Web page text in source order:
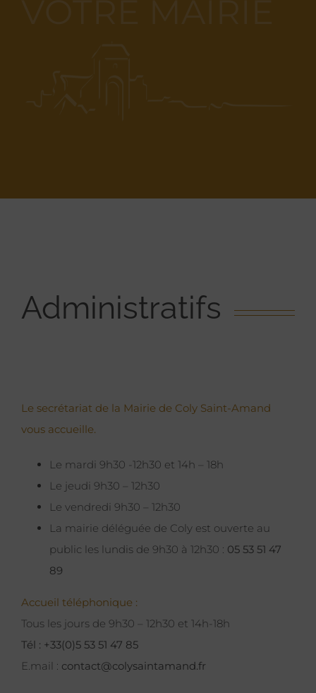
Administratifs
Le secrétariat de la Mairie de Coly Saint-Amand
vous accueille.
Le mardi 9h30 -12h30 et 14h – 18h
Le jeudi 9h30 – 12h30
Le vendredi 9h30 – 12h30
La mairie déléguée de Coly est ouverte au
public les lundis de 9h30 à 12h30 : 05 53 51 47
89
Accueil téléphonique :
Tous les jours de 9h30 – 12h30 et 14h-18h
Tél : +33(0)5 53 51 47 85
E.mail : contact@colysaintamand.fr